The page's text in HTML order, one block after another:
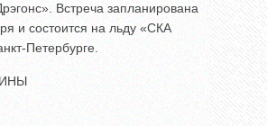
Встреча запланирована
и состоится на льду «СКА
Петербурге.